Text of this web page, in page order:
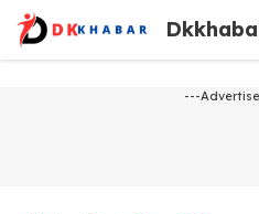
Skip
content
---